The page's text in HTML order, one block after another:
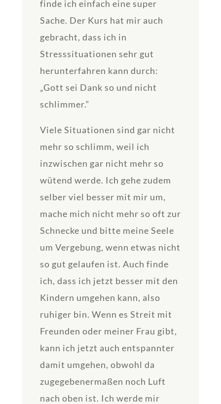
finde ich einfach eine super
Sache. Der Kurs hat mir auch
gebracht, dass ich in
Stresssituationen sehr gut
herunterfahren kann durch:
„Gott sei Dank so und nicht
schlimmer.“
Viele Situationen sind gar nicht
mehr so schlimm, weil ich
inzwischen gar nicht mehr so
wütend werde. Ich gehe zudem
selber viel besser mit mir um,
mache mich nicht mehr so oft zur
Schnecke und bitte meine Seele
um Vergebung, wenn etwas nicht
so gut gelaufen ist. Auch finde
ich, dass ich jetzt besser mit den
Kindern umgehen kann, also
ruhiger bin. Wenn es Streit mit
Freunden oder meiner Frau gibt,
kann ich jetzt auch entspannter
damit umgehen, obwohl da
zugegebenermaßen noch Luft
nach oben ist. Ich werde mir